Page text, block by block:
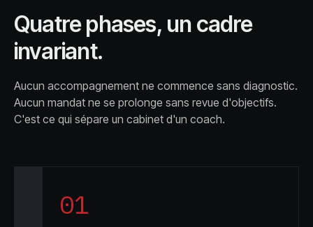
Quatre phases, un cadre
invariant.
Aucun accompagnement ne commence sans diagnostic.
Aucun mandat ne se prolonge sans revue d'objectifs.
C'est ce qui sépare un cabinet d'un coach.
01